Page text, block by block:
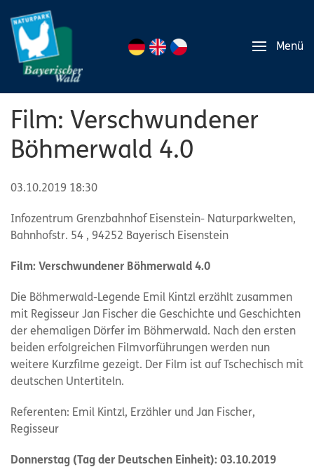
Menü
Film: Verschwundener
Böhmerwald 4.0
03.10.2019 18:30
Infozentrum Grenzbahnhof Eisenstein- Naturparkwelten,
Bahnhofstr. 54 , 94252 Bayerisch Eisenstein
Film: Verschwundener Böhmerwald 4.0
Die Böhmerwald-Legende Emil Kintzl erzählt zusammen
mit Regisseur Jan Fischer die Geschichte und Geschichten
der ehemaligen Dörfer im Böhmerwald. Nach den ersten
beiden erfolgreichen Filmvorführungen werden nun
weitere Kurzfilme gezeigt. Der Film ist auf Tschechisch mit
deutschen Untertiteln.
Referenten: Emil Kintzl, Erzähler und Jan Fischer,
Regisseur
Donnerstag (Tag der Deutschen Einheit): 03.10.2019